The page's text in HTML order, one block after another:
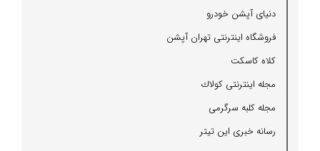
دنیای آپشن خودرو
فروشگاه اینترنتی تهران آپشن
كلاه كاسكت
مجله اینترنتی كولاك
مجله كلبه سرگرمی
رسانه خبری این تیتر